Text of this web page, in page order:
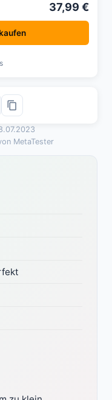
MetaTester
37,99 €